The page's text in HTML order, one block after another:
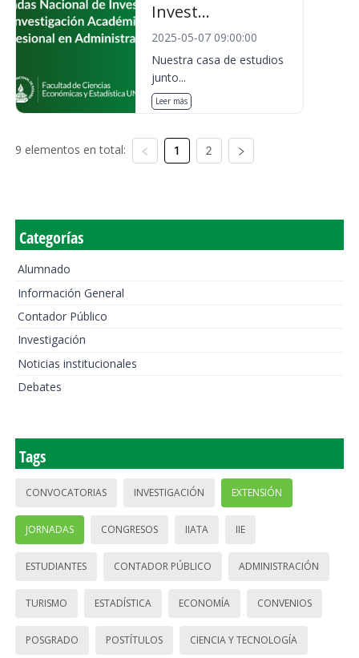
Invest...
2025-05-07 09:00:00
Nuestra casa de estudios
junto...
Leer más
9 elementos en total: 1 2
Categorías
Alumnado
Información General
Contador Público
Investigación
Noticias institucionales
Debates
Tags
CONVOCATORIAS INVESTIGACIÓN EXTENSIÓN
JORNADAS CONGRESOS IIATA IIE
ESTUDIANTES CONTADOR PÚBLICO ADMINISTRACIÓN
TURISMO ESTADÍSTICA ECONOMÍA CONVENIOS
POSGRADO POSTÍTULOS CIENCIA Y TECNOLOGÍA